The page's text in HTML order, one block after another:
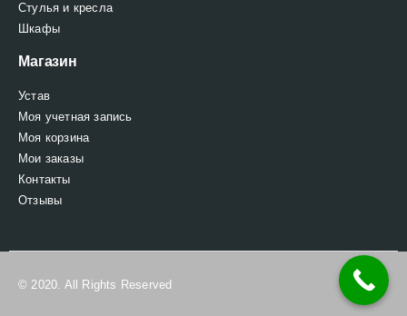
Стулья и кресла
Шкафы
Магазин
Устав
Моя учетная запись
Моя корзина
Мои заказы
Контакты
Отзывы
© 2020. All Rights Reserved